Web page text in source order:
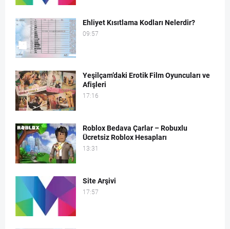
Ehliyet Kısıtlama Kodları Nelerdir?
09:57
Yeşilçam’daki Erotik Film Oyuncuları ve
Afişleri
17:16
Roblox Bedava Çarlar – Robuxlu
Ücretsiz Roblox Hesapları
13:31
Site Arşivi
17:57